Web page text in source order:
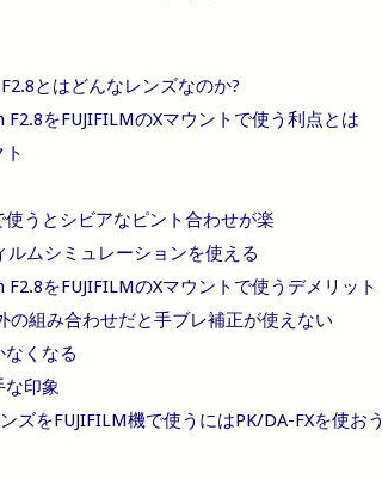
とはどんなレンズなのか?
F2.8をFUJIFILMのXマウントで使う利点とは
使うとシビアなピント合わせが楽
ルムシミュレーションを使える
F2.8をFUJIFILMのXマウントで使うデメリット
の組み合わせだと手ブレ補正が使えない
くなる
な印象
ズをFUJIFILM機で使うにはPK/DA-FXを使おう